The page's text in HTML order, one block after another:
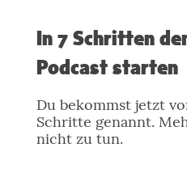
In 7 Schritten
Podcast starten
Du bekommst jetzt
Schritte genannt.
nicht zu tun.